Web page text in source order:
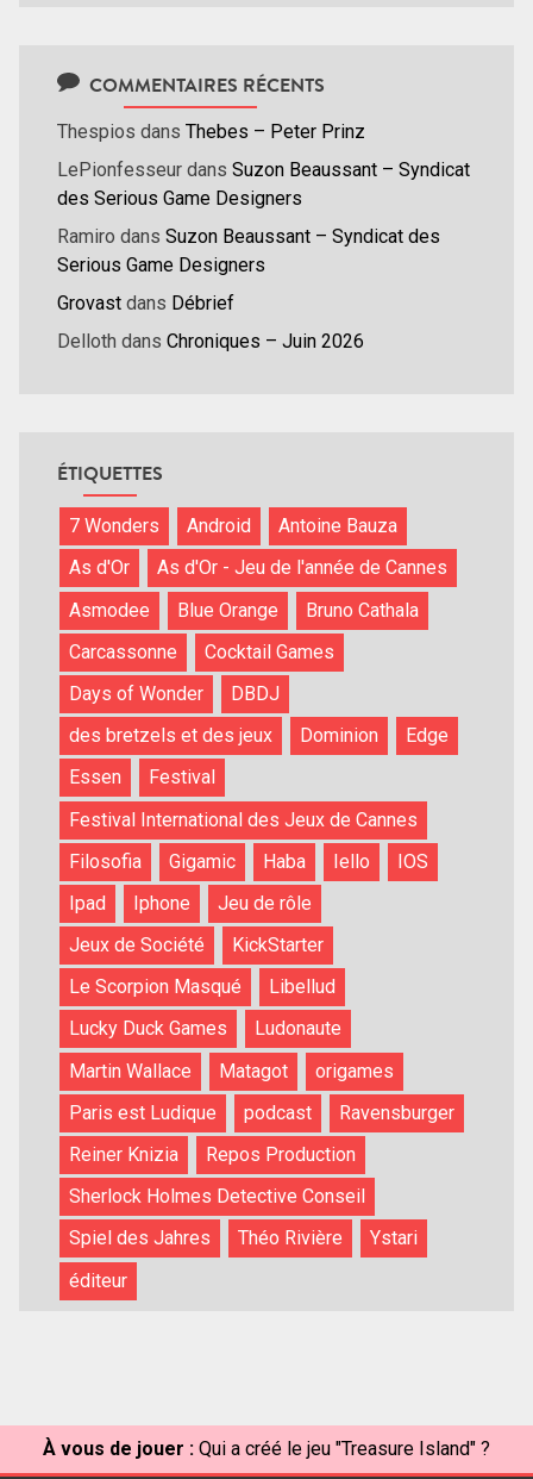
COMMENTAIRES RÉCENTS
Thespios dans Thebes – Peter Prinz
LePionfesseur dans Suzon Beaussant – Syndicat
des Serious Game Designers
Ramiro dans Suzon Beaussant – Syndicat des
Serious Game Designers
Grovast dans Débrief
Delloth dans Chroniques – Juin 2026
ÉTIQUETTES
7 Wonders Android
Antoine Bauza
As d'Or
As d'Or - Jeu de l'année de Cannes
Asmodee
Blue Orange
Bruno Cathala
Carcassonne
Cocktail Games
Days of Wonder
DBDJ
des bretzels et des jeux
Dominion
Edge
Essen
Festival
Festival International des Jeux de Cannes
Filosofia
Gigamic Haba Iello
IOS
Ipad
Iphone
Jeu de rôle
Jeux de Société
KickStarter
Le Scorpion Masqué
Libellud
Lucky Duck Games
Ludonaute
Martin Wallace
Matagot
origames
Paris est Ludique
podcast
Ravensburger
Reiner Knizia
Repos Production
Sherlock Holmes Detective Conseil
Spiel des Jahres
Théo Rivière
Ystari
éditeur
À vous de jouer : Qui a créé le jeu "Treasure Island" ?